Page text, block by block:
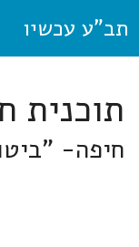
תב"ע עכשיו
תוכנית חפ/
חיפה- "ביטול חובת שני